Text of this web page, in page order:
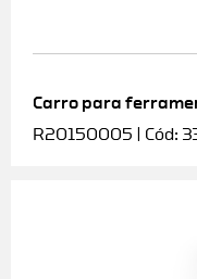
Carro para
R20150005 | Cód: